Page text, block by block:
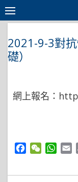
Skip
to
2021-9-3對
礎）
網上報名：
Facebook
WeChat